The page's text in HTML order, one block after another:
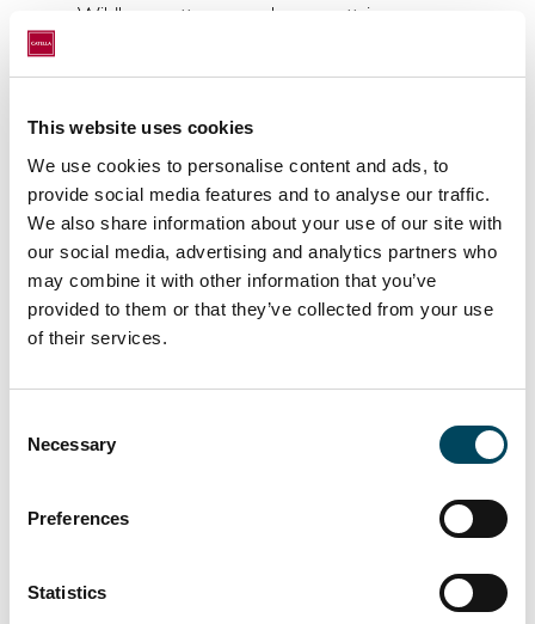
This website uses cookies
We use cookies to personalise content and ads, to
provide social media features and to analyse our traffic.
We also share information about your use of our site with
our social media, advertising and analytics partners who
may combine it with other information that you’ve
provided to them or that they’ve collected from your use
of their services.
Selection
Necessary
Preferences
Statistics
Wihlborgs att genom denna avyttring
kärnområden.
Till pressmeddelandet